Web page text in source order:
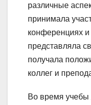
различные
принимала
конференциях и
представляла
получала
коллег и
Во время учебы